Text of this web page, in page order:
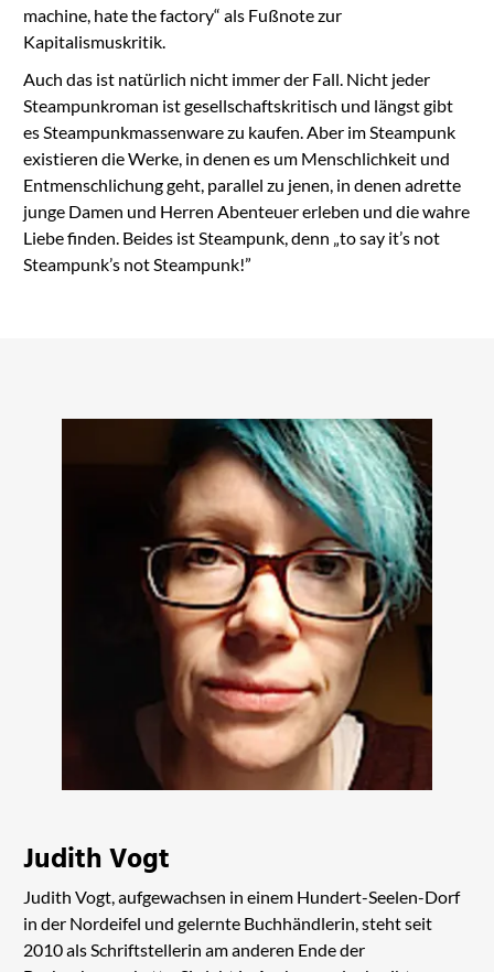
machine, hate the factory“ als Fußnote zur
Kapitalismuskritik.
Auch das ist natürlich nicht immer der Fall. Nicht jeder
Steampunkroman ist gesellschaftskritisch und längst gibt
es Steampunkmassenware zu kaufen. Aber im Steampunk
existieren die Werke, in denen es um Menschlichkeit und
Entmenschlichung geht, parallel zu jenen, in denen adrette
junge Damen und Herren Abenteuer erleben und die wahre
Liebe finden. Beides ist Steampunk, denn „to say it’s not
Steampunk’s not Steampunk!”
Judith Vogt
Judith Vogt, aufgewachsen in einem Hundert-Seelen-Dorf
in der Nordeifel und gelernte Buchhändlerin, steht seit
2010 als Schriftstellerin am anderen Ende der